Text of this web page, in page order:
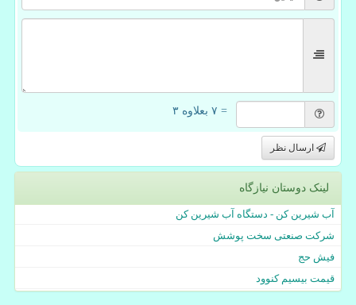
= ۷ بعلاوه ۳
ارسال نظر
لینک دوستان نیازگاه
آب شیرین کن - دستگاه آب شیرین کن
شرکت صنعتی سخت پوشش
فیش حج
قیمت بیسیم کنوود